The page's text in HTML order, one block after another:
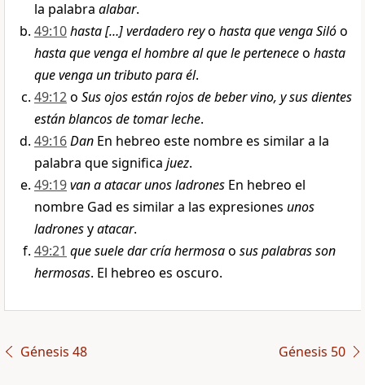
la palabra alabar.
49:10hasta […] verdadero reyo hasta que venga Silóo
hasta que venga el hombre al que le perteneceo hasta
que venga un tributo para él.
49:12o Sus ojos están rojos de beber vino, y sus dientes
están blancos de tomar leche.
49:16Dan En hebreo este nombre es similar a la
palabra que significa juez.
49:19van a atacar unos ladrones En hebreo el
nombre Gad es similar a las expresiones unos
ladronesyatacar.
49:21 que suele dar cría hermosao sus palabras son
hermosas. El hebreo es oscuro.
Génesis 48 Génesis 50